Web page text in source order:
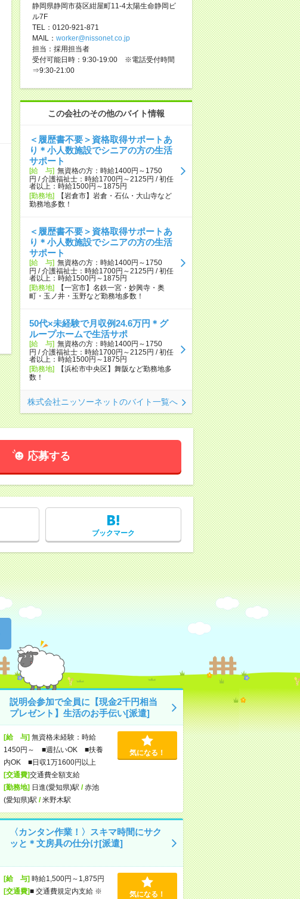
静岡県静岡市葵区紺屋町11-4太陽生命静岡ビ
ル7F
TEL：0120-921-871
MAIL： worker@nissonet.co.jp
担当：採用担当者
受付可能日時：9:30-19:00 ※電話受付時間
⇒9:30-21:00
この会社のその他のバイト情報
＜履歴書不要＞資格取得サポートあ
り＊小人数施設でシニアの方の生活
サポート
[給 与] 無資格の方：時給1400円～1750
円 / 介護福祉士：時給1700円～2125円 / 初任
者以上：時給1500円～1875円
[勤務地]
【岩倉市】岩倉・石仏・大山寺など
勤務地多数！
＜履歴書不要＞資格取得サポートあ
り＊小人数施設でシニアの方の生活
サポート
[給 与] 無資格の方：時給1400円～1750
円 / 介護福祉士：時給1700円～2125円 / 初任
者以上：時給1500円～1875円
[勤務地]
【一宮市】名鉄一宮・妙興寺・奥
町・玉ノ井・玉野など勤務地多数！
50代×未経験で月収例24.6万円＊グ
ループホームで生活サポ
[給 与] 無資格の方：時給1400円～1750
円 / 介護福祉士：時給1700円～2125円 / 初任
者以上：時給1500円～1875円
[勤務地]
【浜松市中央区】舞阪など勤務地多
数！
株式会社ニッソーネットのバイト一覧へ
応募する
ブックマーク
説明会参加で全員に【現金2千円相当
プレゼント】生活のお手伝い[派遣]
[給 与]無資格未経験：時給
1450円～ ■週払いOK ■扶養
内OK ■日収1万1600円以上
[交通費]交通費全額支給
[勤務地]日進(愛知県)駅 /赤池
(愛知県)駅 /米野木駅
気になる！
〈カンタン作業！〉スキマ時間にサク
ッと＊文房具の仕分け[派遣]
[給 与]時給1,500円～1,875円
[交通費]■ 交通費規定内支給 ※ 気になる！